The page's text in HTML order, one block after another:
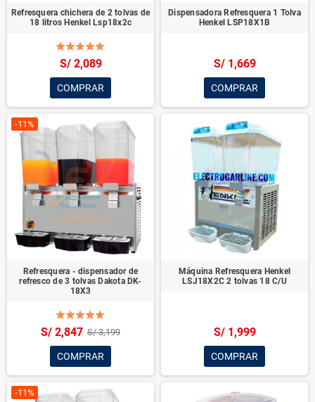
Refresquera chichera de 2 tolvas de
18 litros Henkel Lsp18x2c
S/ 2,089
COMPRAR
Dispensadora Refresquera 1 Tolva
Henkel LSP18X1B
S/ 1,669
COMPRAR
-11%
Refresquera - dispensador de
refresco de 3 tolvas Dakota DK-
18X3
S/ 2,847 S/ 3,199
COMPRAR
Máquina Refresquera Henkel
LSJ18X2C 2 tolvas 18 C/U
S/ 1,999
COMPRAR
-11%